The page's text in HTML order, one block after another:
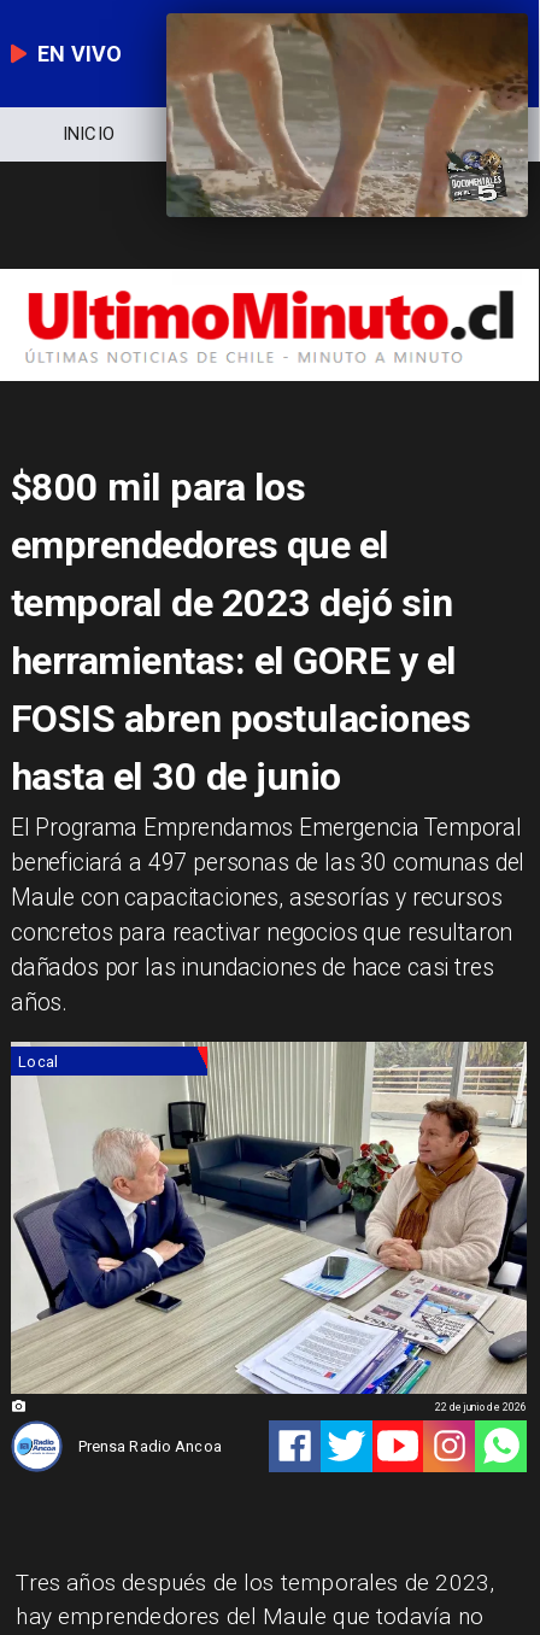
EN VIVO
INICIO NOTICIERO POLÍTICA
$800 mil para los
emprendedores que el
temporal de 2023 dejó sin
herramientas: el GORE y el
FOSIS abren postulaciones
hasta el 30 de junio
​El Programa Emprendamos Emergencia Temporal
beneficiará a 497 personas de las 30 comunas del
Maule con capacitaciones, asesorías y recursos
concretos para reactivar negocios que resultaron
dañados por las inundaciones de hace casi tres
años.
Local
Prensa Radio Ancoa
22 de junio de 2026
Tres años después de los temporales de 2023,
hay emprendedores del Maule que todavía no